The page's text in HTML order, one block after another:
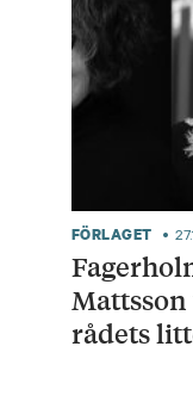
FÖRLAGET
rådets